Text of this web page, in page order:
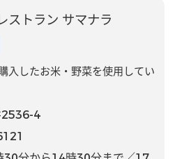
ストラン サマナラ
入したお米・野菜を使用してい
2536-4